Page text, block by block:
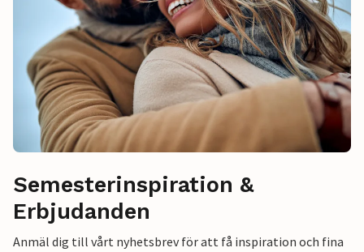
Semesterinspiration &
Erbjudanden
Anmäl dig till vårt nyhetsbrev för att få inspiration och fina